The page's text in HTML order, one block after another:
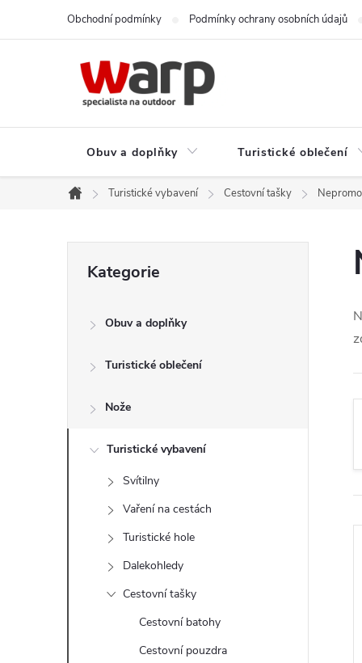
Obchodní podmínky Podmínky ochrany osobních údajů
Obuv a doplňky Turistické oblečení
Domů
Turistické vybavení Cestovní tašky
r
kategorie
Kategorie
Obuv a doplňky
Turistické oblečení
Nože
Turistické vybavení
Svítilny
Vaření na cestách
Turistické hole
Dalekohledy
Cestovní tašky
Cestovní batohy
Cestovní pouzdra